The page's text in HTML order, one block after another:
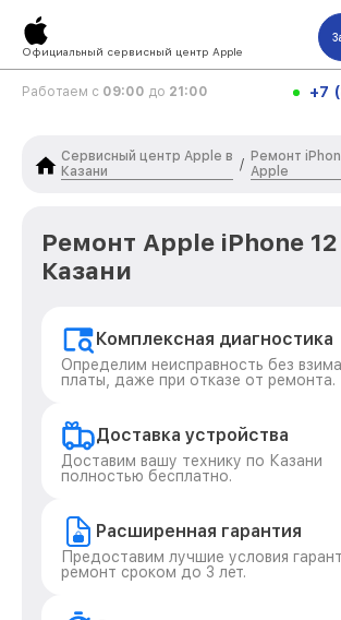
Официальный сервисный центр Apple
Работаем с 09:00 до 21:00 +7
Сервисный центр Apple в
Казани
/
Ремонт
Apple
Ремонт Apple iPhone
Казани
Комплексная диагностика
Определим неисправность без
платы, даже при отказе от ремонта.
Доставка устройства
Доставим вашу технику по Казани
полностью бесплатно.
Расширенная гарантия
Предоставим лучшие условия
ремонт сроком до 3 лет.